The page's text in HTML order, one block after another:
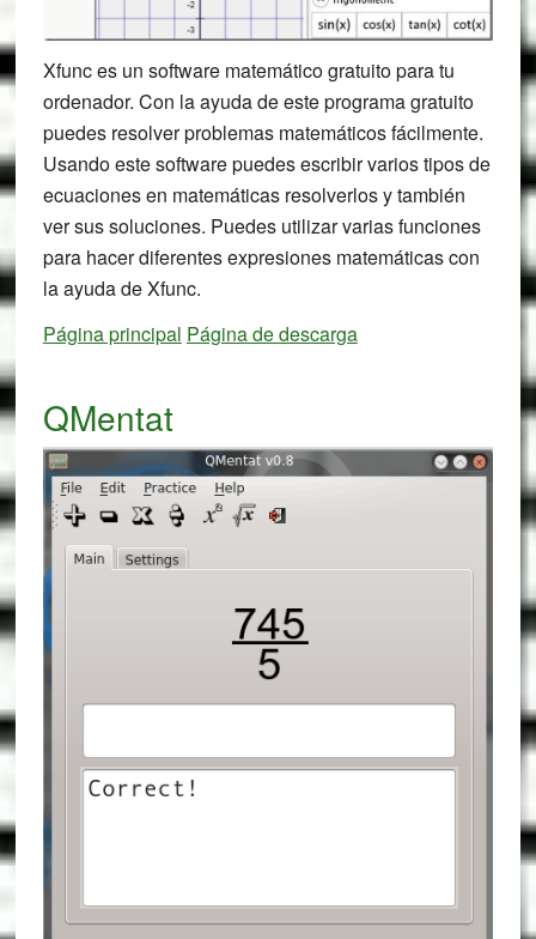
Xfunc es un software matemático gratuito para tu
ordenador. Con la ayuda de este programa gratuito
puedes resolver problemas matemáticos fácilmente.
Usando este software puedes escribir varios tipos de
ecuaciones en matemáticas resolverlos y también
ver sus soluciones. Puedes utilizar varias funciones
para hacer diferentes expresiones matemáticas con
la ayuda de Xfunc.
Página principal Página de descarga
QMentat